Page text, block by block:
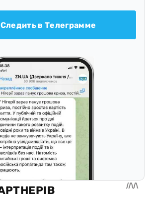
Следить в Телеграмме